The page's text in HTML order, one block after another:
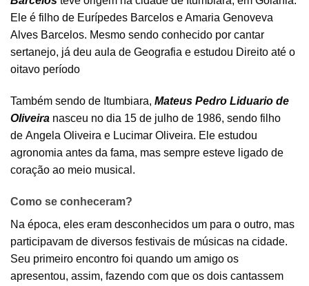
Ele é filho de Eurípedes Barcelos e Amaria Genoveva
Alves Barcelos. Mesmo sendo conhecido por cantar
sertanejo, já deu aula de Geografia e estudou Direito até o
oitavo período
Também sendo de Itumbiara, Mateus Pedro Liduario de
Oliveira nasceu no dia 15 de julho de 1986, sendo filho
de Angela Oliveira e Lucimar Oliveira. Ele estudou
agronomia antes da fama, mas sempre esteve ligado de
coração ao meio musical.
Como se conheceram?
Na época, eles eram desconhecidos um para o outro, mas
participavam de diversos festivais de músicas na cidade.
Seu primeiro encontro foi quando um amigo os
apresentou, assim, fazendo com que os dois cantassem